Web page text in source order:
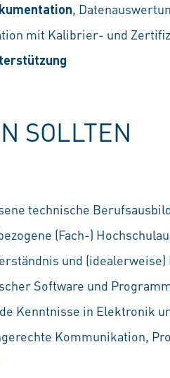
,
mit Kalibrier- und
SOLLTEN
technische
(Fach-)
und
Software und
Kenntnisse in Elektronik
Kommunikation,